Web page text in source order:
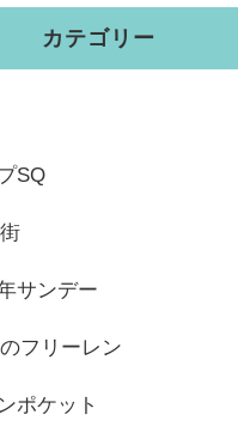
カテゴリー
SQ
サンデー
フリーレン
ポケット